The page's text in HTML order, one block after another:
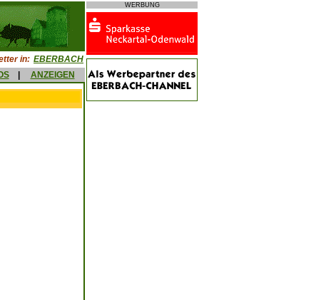
in: EBERBACH
ANZEIGEN
WERBUNG